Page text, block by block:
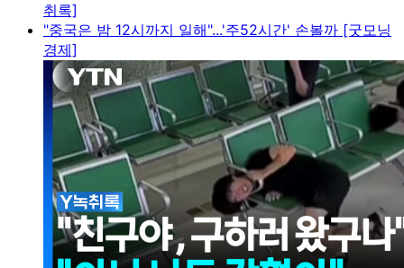
취록]
"중국은 밤 12시까지 일해"...'주52시간' 손볼까 [굿모닝
경제]